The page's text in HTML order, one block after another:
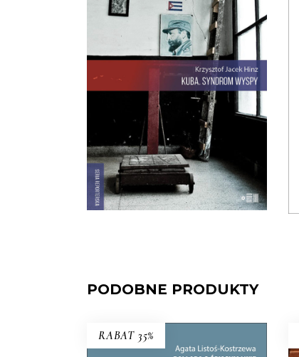
E-BOOK DO
KOSZYKA
Rewolucja i dysydenci, Kubanki
walczące o podpaski i
Kubańczycy, którzy obrażają
rewolucję szortami i sandałami.
Jest tu dawna świetność
Hawany, są prosięta hodowane w
wannach i jest krowa – bohaterka
rewolucji.
44.00zł 22.00zł
PODOBNE PRODUKTY
RABAT 35%